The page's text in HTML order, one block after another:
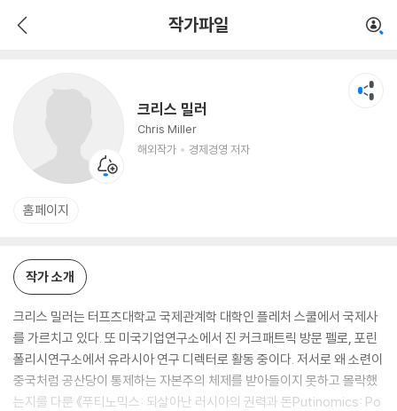
작가파일
크리스 밀러
Chris Miller
해외작가
경제경영 저자
경제경영 저자
홈페이지
작가 소개
크리스 밀러는 터프츠대학교 국제관계학 대학인 플레처 스쿨에서 국제사
를 가르치고 있다. 또 미국기업연구소에서 진 커크패트릭 방문 펠로, 포린
폴리시연구소에서 유라시아 연구 디렉터로 활동 중이다. 저서로 왜 소련이
중국처럼 공산당이 통제하는 자본주의 체제를 받아들이지 못하고 몰락했
는지를 다룬 《푸티노믹스: 되살아난 러시아의 권력과 돈Putinomics: Po